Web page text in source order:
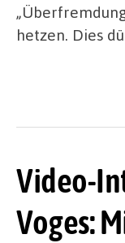
hetzen. Dies
Video-
Voges: